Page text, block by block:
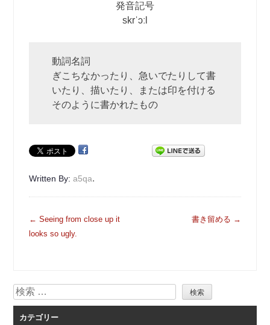
発音記号
skrˈɔːl
動詞名詞
ぎこちなかったり、急いでたりして書
いたり、描いたり、または印を付ける
そのように書かれたもの
Written By:a5qa.
投
稿
ー
シ
ョ
← Seeing from close up it
looks so ugly.
書き留める →
検
索
カテゴリー